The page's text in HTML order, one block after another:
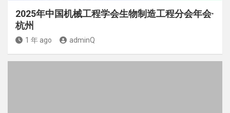
2025年中国机械工程学会生物制造工程分会年会·
杭州
1 年 ago adminQ